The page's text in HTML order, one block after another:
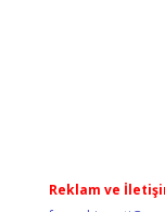
Reklam ve